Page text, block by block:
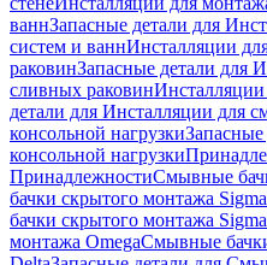
ваннЗапасные детали для
систем и ваннИнсталляции
раковинЗапасные детали для
сливных раковинИнсталляции
детали для Инсталляции для
консольной нагрузки
консольной нагрузки
ПринадлежностиСмывные
бачки скрытого монтажа Sigma
бачки скрытого монтажа Sigma
монтажа OmegaСмывные